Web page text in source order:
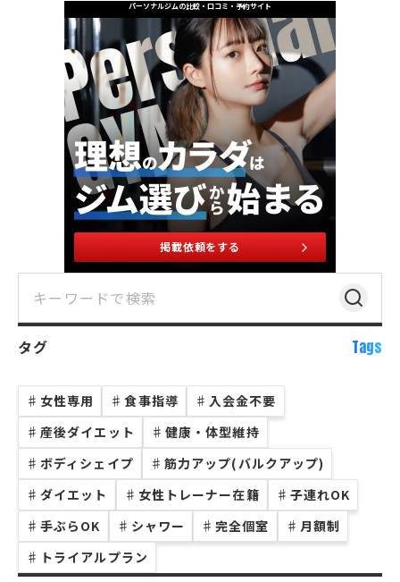
パーソナルジムの比較・口コミ・予約サイト
掲載依頼をする
タグ Tags
♯ 女性専用 ♯ 食事指導 ♯ 入会金不要
♯ 産後ダイエット ♯ 健康・体型維持
♯ ボディシェイプ ♯ 筋力アップ(バルクアップ)
♯ ダイエット ♯ 女性トレーナー在籍 ♯ 子連れOK
♯ 手ぶらOK ♯ シャワー ♯ 完全個室 ♯ 月額制
♯ トライアルプラン